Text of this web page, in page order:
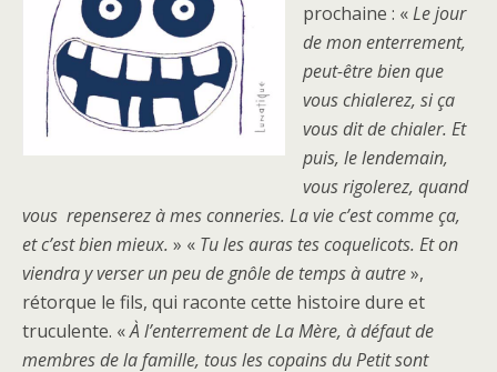
prochaine : «Le jour
de mon enterrement,
peut-être bien que
vous chialerez, si ça
vous dit de chialer. Et
puis, le lendemain,
vous rigolerez, quand
vous repenserez à mes conneries. La vie c’est comme ça,
et c’est bien mieux. » « Tu les auras tes coquelicots. Et on
viendra y verser un peu de gnôle de temps à autre»,
rétorque le fils, qui raconte cette histoire dure et
truculente. «À l’enterrement de La Mère, à défaut de
membres de la famille, tous les copains du Petit sont